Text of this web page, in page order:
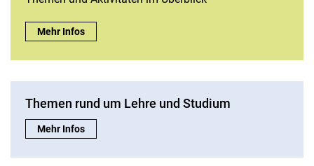
Forschung:
Mehr Infos
Themen rund um Lehre und Studium
Themen rund um Lehre und Studium:
Mehr Infos